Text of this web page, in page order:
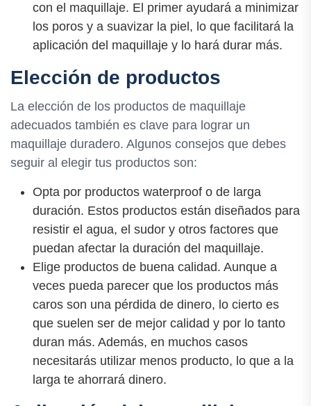
con el maquillaje. El primer ayudará a minimizar
los poros y a suavizar la piel, lo que facilitará la
aplicación del maquillaje y lo hará durar más.
Elección de productos
La elección de los productos de maquillaje
adecuados también es clave para lograr un
maquillaje duradero. Algunos consejos que debes
seguir al elegir tus productos son:
Opta por productos waterproof o de larga
duración. Estos productos están diseñados para
resistir el agua, el sudor y otros factores que
puedan afectar la duración del maquillaje.
Elige productos de buena calidad. Aunque a
veces pueda parecer que los productos más
caros son una pérdida de dinero, lo cierto es
que suelen ser de mejor calidad y por lo tanto
duran más. Además, en muchos casos
necesitarás utilizar menos producto, lo que a la
larga te ahorrará dinero.